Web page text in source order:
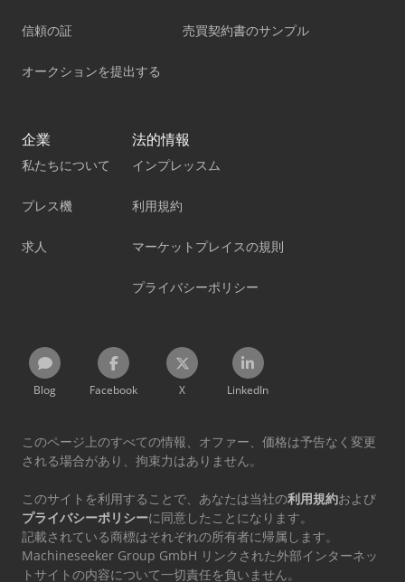
信頼の証
オークションを提出する
売買契約書のサンプル
企業
私たちについて
プレス機
求人
法的情報
インプレッスム
利用規約
マーケットプレイスの規則
プライバシーポリシー
Blog Facebook X LinkedIn
このページ上のすべての情報、オファー、価格は予告なく変更
される場合があり、拘束力はありません。
このサイトを利用することで、あなたは当社の利用規約および
プライバシーポリシーに同意したことになります。
記載されている商標はそれぞれの所有者に帰属します。
Machineseeker Group GmbH リンクされた外部インターネッ
トサイトの内容について一切責任を負いません。